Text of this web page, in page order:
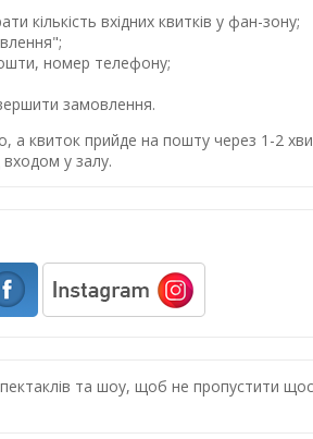
кількість вхідних квитків у фан-зону;
номер телефону;
замовлення.
а квиток прийде на пошту через 1-2
у залу.
та шоу, щоб не пропустити